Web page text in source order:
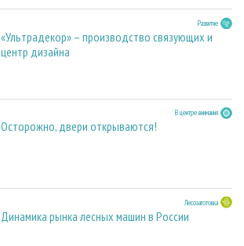
Развитие
«Ультрадекор» – производство связующих и
центр дизайна
В центре внимания
Осторожно, двери открываются!
Лесозаготовка
Динамика рынка лесных машин в России